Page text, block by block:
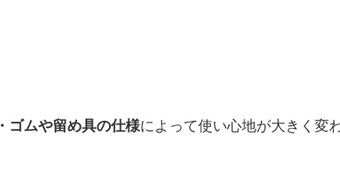
ゴムや留め具の仕様によって使い心地が大きく変